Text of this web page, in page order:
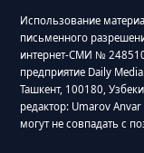
Использование
письменного
интернет-СМИ №
предприятие Daily
Ташкент, 100180,
редактор: Umarov
могут не совпадать с